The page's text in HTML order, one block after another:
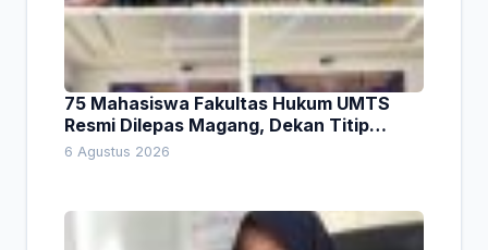
75 Mahasiswa Fakultas Hukum UMTS
Resmi Dilepas Magang, Dekan Titip
Empat Pesan Penting
6 Agustus 2026